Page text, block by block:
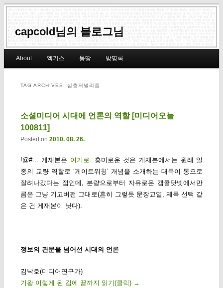
capcold님의 블로그님
Skip to primary content
Skip to secondary content
About 엑기스 몽땅 방명록
TAG ARCHIVES: 심층저널리즘
소셜미디어 시대에 언론의 역할 [미디어오늘
100811]
Posted on 2010. 08. 26.
!@#… 게재본은 여기로
. 흥미로운 것은 게재본에서는 원래 일
종의 교량 역할로 ‘게이트워칭’ 개념을 소개하는 대목이 통으로
잘려나갔다는 점인데, 분량으로부터 자유로운 캡콜닷넷에서만
큼은 그냥 기고버전 그대로(흔히 그렇듯 문장교열, 제목 선택 같
은 건 게재본이 낫다).
정보의 관문을 넘어선 시대의 언론
김낙호(미디어연구가)
기왕 이렇게 된 김에 끝까지 읽기(클릭) →